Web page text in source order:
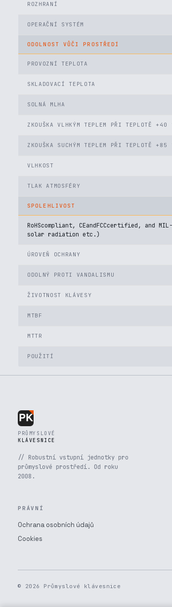
ROZHRANÍ
OPERAČNÍ SYSTÉM
ODOLNOST VŮČI PROSTŘEDÍ
PROVOZNÍ TEPLOTA
SKLADOVACÍ TEPLOTA
SOLNÁ MLHA
ZKOUŠKA VLHKÝM TEPLEM PŘI TEPLOTĚ +40
ZKOUŠKA SUCHÝM TEPLEM PŘI TEPLOTĚ +85
VLHKOST
TLAK ATMOSFÉRY
SPOLEHLIVOST
RoHScompliant, CEandFCCcertified, and
solar radiation etc.)
ÚROVEŇ OCHRANY
ODOLNÝ PROTI VANDALISMU
ŽIVOTNOST KLÁVESY
MTBF
MTTR
POUŽITÍ
PRŮMYSLOVÉ
KLÁVESNICE
// Robustní vstupní jednotky pro
průmyslové prostředí. Od roku
2008.
PRÁVNÍ
Ochrana osobních údajů
Cookies
© 2026 Průmyslové klávesnice